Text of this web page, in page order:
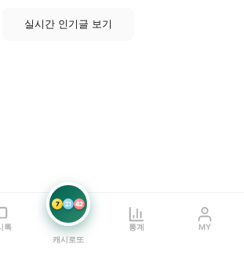
실시간 인기글 보기
톡
7 21 42
캐시로또
통계 MY